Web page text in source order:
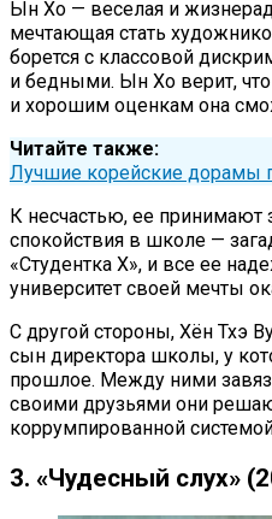
Ын Хо — веселая и
мечтающая стать
борется с классовой
и бедными. Ын Хо верит,
и хорошим оценкам она
Читайте также:
Лучшие корейские дорамы
К несчастью, ее принимают
спокойствия в школе —
«Студентка X», и все ее
университет своей мечты
С другой стороны, Хён Тхэ
сын директора школы, у
прошлое. Между ними
своими друзьями они
коррумпированной
3. «Чудесный слух»